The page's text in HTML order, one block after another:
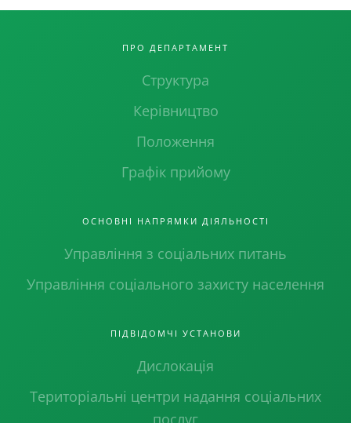
ПРО ДЕПАРТАМЕНТ
Структура
Керівництво
Положення
Графік прийому
ОСНОВНІ НАПРЯМКИ ДІЯЛЬНОСТІ
Управління з соціальних питань
Управління соціального захисту населення
ПІДВІДОМЧІ УСТАНОВИ
Дислокація
Територіальні центри надання соціальних
послуг